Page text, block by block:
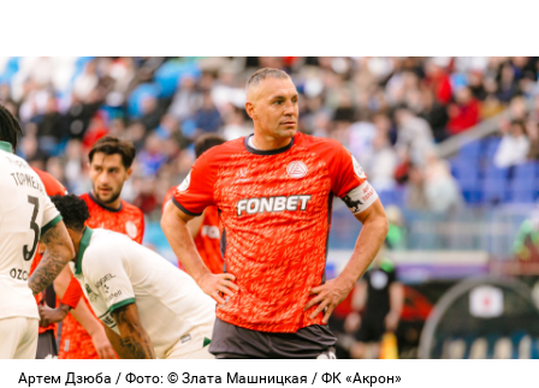
Артем Дзюба / Фото: © Злата Машницкая / ФК «Акрон»